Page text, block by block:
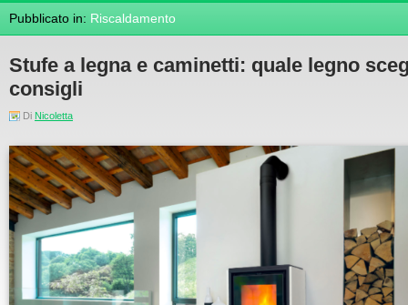
Pubblicato in: Riscaldamento
Stufe a legna e caminetti: quale legno
consigli
Di Nicoletta